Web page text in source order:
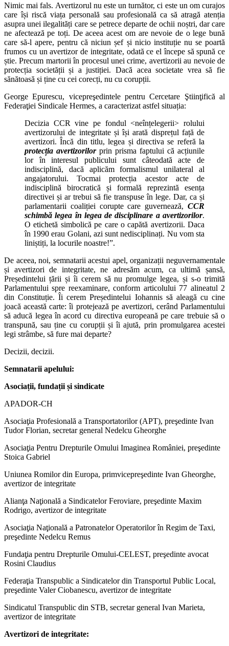
Nimic mai fals. Avertizorul nu este un turnător, ci este un om curajos
care își riscă viața personală sau profesională ca să atragă atenția
asupra unei ilegalități care se petrece departe de ochii noștri, dar care
ne afectează pe toți. De aceea acest om are nevoie de o lege bună
care să-l apere, pentru că niciun șef și nicio instituție nu se poartă
frumos cu un avertizor de integritate, odată ce el începe să spună ce
știe. Precum martorii în procesul unei crime, avertizorii au nevoie de
protecția societății și a justiției. Dacă acea societate vrea să fie
sănătoasă și ține cu cei corecți, nu cu corupții.
George Epurescu, vicepreşedintele pentru Cercetare Ştiinţifică al
Federaţiei Sindicale Hermes, a caracterizat astfel situația:
Decizia CCR vine pe fondul <neînțelegerii> rolului
avertizorului de integritate și își arată disprețul față de
avertizori. Încă din titlu, legea și directiva se referă la
protecția avertizorilorprin prisma faptului că acțiunile
lor în interesul publicului sunt câteodată acte de
indisciplină, dacă aplicăm formalismul unilateral al
angajatorului. Tocmai protecția acestor acte de
indisciplină birocratică și formală reprezintă esența
directivei și ar trebui să fie transpuse în lege. Dar, ca și
parlamentarii coaliției corupte care guvernează, CCR
schimbă legea în legea de disciplinare a avertizorilor.
O etichetă simbolică pe care o capătă avertizorii. Daca
în 1990 erau Golani, azi sunt nedisciplinați. Nu vom sta
liniștiți, la locurile noastre!”.
De aceea, noi, semnatarii acestui apel, organizații neguvernamentale
și avertizori de integritate, ne adresăm acum, ca ultimă șansă,
Președintelui țării și îi cerem să nu promulge legea, și s-o trimită
Parlamentului spre reexaminare, conform articolului 77 alineatul 2
din Constituție. Îi cerem Președintelui Iohannis să aleagă cu cine
joacă această carte: îi protejează pe avertizori, cerând Parlamentului
să aducă legea în acord cu directiva europeană pe care trebuie să o
transpună, sau ține cu corupții și îi ajută, prin promulgarea acestei
legi strâmbe, să fure mai departe?
Decizii, decizii.
Semnatarii apelului:
Asociații, fundații și sindicate
APADOR-CH
Asociaţia Profesională a Transportatorilor (APT), preşedinte Ivan
Tudor Florian, secretar general Nedelcu Gheorghe
Asociaţia Pentru Drepturile Omului Imaginea României, preşedinte
Stoica Gabriel
Uniunea Romilor din Europa, primvicepreşedinte Ivan Gheorghe,
avertizor de integritate
Alianţa Naţională a Sindicatelor Feroviare, preşedinte Maxim
Rodrigo, avertizor de integritate
Asociaţia Naţională a Patronatelor Operatorilor în Regim de Taxi,
preşedinte Nedelcu Remus
Fundaţia pentru Drepturile Omului-CELEST, preşedinte avocat
Rosini Claudius
Federaţia Transpublic a Sindicatelor din Transportul Public Local,
preşedinte Valer Ciobanescu, avertizor de integritate
Sindicatul Transpublic din STB, secretar general Ivan Marieta,
avertizor de integritate
Avertizori de integritate: